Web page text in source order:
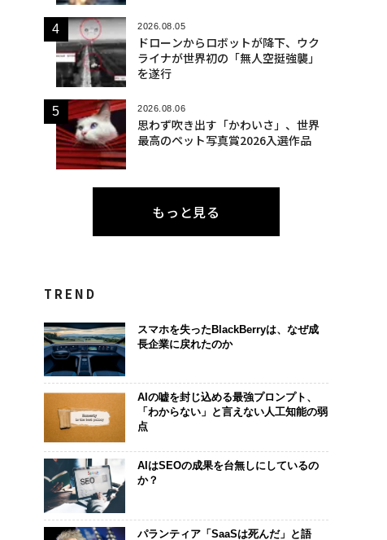
2026.08.05
ドローンからロボットが降下、ウク
ライナが世界初の「無人空挺強襲」
を遂行
2026.08.06
思わず吹き出す「かわいさ」、世界
最高のペット写真賞2026入選作品
もっと見る
TREND
スマホを失ったBlackBerryは、なぜ成
長企業に戻れたのか
AIの嘘を封じ込める最強プロンプト、
「わからない」と言えない人工知能の弱
点
AIはSEOの成果を台無しにしているの
か？
パランティア「SaaSは死んだ」と語